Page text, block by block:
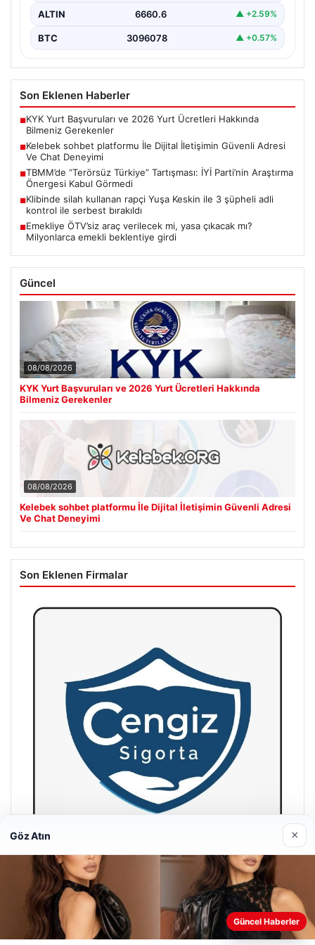
ALTIN 6660.6 ▲ +2.59%
BTC 3096078 ▲ +0.57%
Son Eklenen Haberler
■KYK Yurt Başvuruları ve 2026 Yurt Ücretleri Hakkında
Bilmeniz Gerekenler
■Kelebek sohbet platformu İle Dijital İletişimin Güvenli Adresi
Ve Chat Deneyimi
■TBMM’de “Terörsüz Türkiye” Tartışması: İYİ Parti’nin Araştırma
Önergesi Kabul Görmedi
■Klibinde silah kullanan rapçi Yuşa Keskin ile 3 şüpheli adli
kontrol ile serbest bırakıldı
■Emekliye ÖTV’siz araç verilecek mi, yasa çıkacak mı?
Milyonlarca emekli beklentiye girdi
Güncel
08/08/2026
KYK Yurt Başvuruları ve 2026 Yurt Ücretleri Hakkında
Bilmeniz Gerekenler
08/08/2026
Kelebek sohbet platformu İle Dijital İletişimin Güvenli Adresi
Ve Chat Deneyimi
Son Eklenen Firmalar
Hastaş Beton
26/05/2026
Web sitemizi nasıl kullandığınızı daha iyi anlayabilmek,
deneyiminizi kişiselleştirmek ve geliştirmek amacıyla çerezler
Göz Atın ×
Güncel Haberler